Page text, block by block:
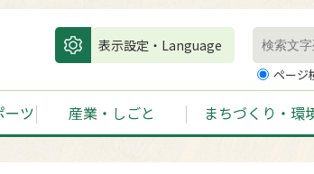
表示設定・Language
ページ
ーツ 産業・しごと まちづくり・環